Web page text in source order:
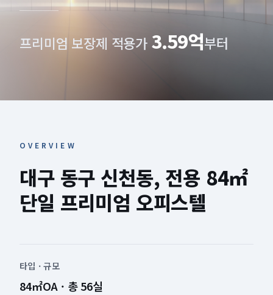
프리미엄 보장제 적용가 3.59억부터
OVERVIEW
대구 동구 신천동, 전용 84㎡
단일 프리미엄 오피스텔
타입 · 규모
84㎡OA · 총 56실